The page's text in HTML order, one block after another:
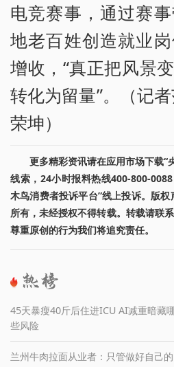
电竞赛事，通过赛
地老百姓创造就业
增收，“真正把风景
转化为留量”。（记
荣坤）
更多精彩资讯请在应用市场下载“
线索，24小时报料热线400-800-
木鸟消费者投诉平台”线上投诉。版
所有，未经授权不得转载。转载请联
尊重原创的行为我们将追究责任。
45天暴瘦40斤后住进ICU AI减重暗藏
些风险
兰州牛肉拉面从业者：只管做好自己的